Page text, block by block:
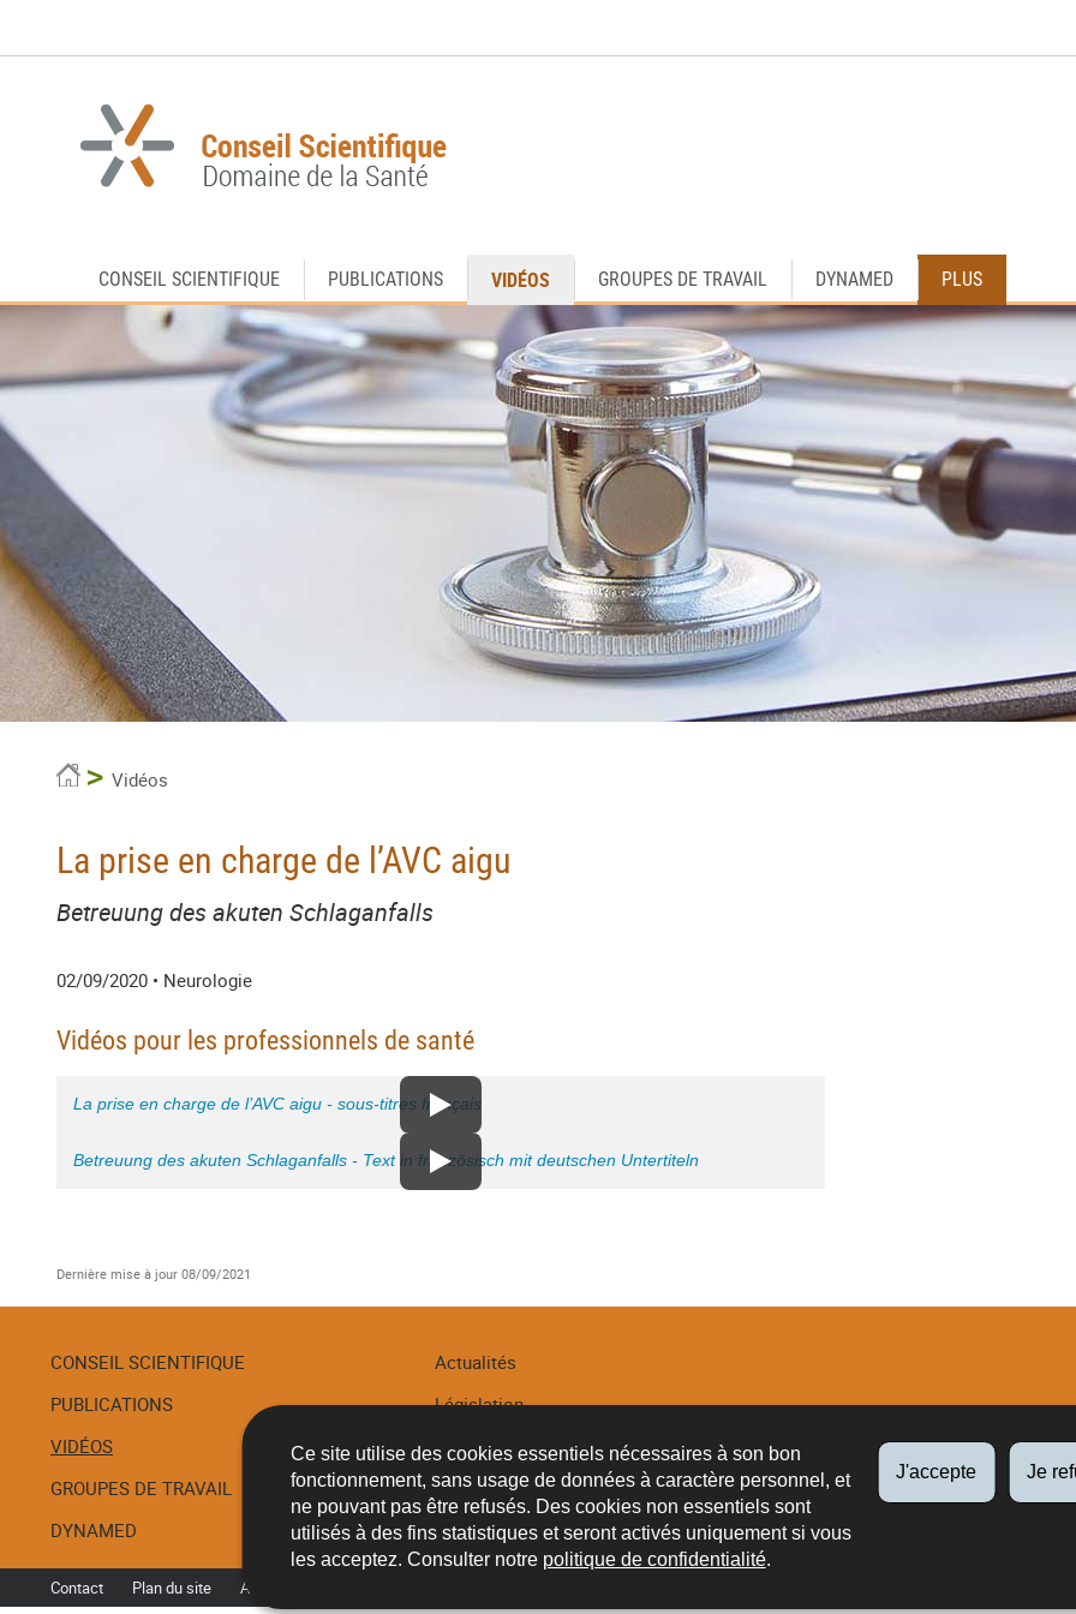
Ce site utilise des cookies essentiels nécessaires à son bon
fonctionnement, sans usage de données à caractère personnel, et
ne pouvant pas être refusés. Des cookies non essentiels sont
utilisés à des fins statistiques et seront activés uniquement si vous
les acceptez. Consulter notre politique de confidentialité.
J'accepte Je
la
contenu
CONSEIL SCIENTIFIQUE PUBLICATIONS VIDÉOS GROUPES DE TRAVAIL DYNAMED PLUS
AccueilVidéos
La prise en charge de l’AVC aigu
Betreuung des akuten Schlaganfalls
02/09/2020 • Neurologie
Vidéos pour les professionnels de santé
La prise en charge de l’AVC aigu - sous-titres français
Betreuung des akuten Schlaganfalls - Text in französisch mit deutschen Untertiteln
Dernière mise à jour 08/09/2021
Menu
de
navigation
CONSEIL SCIENTIFIQUE
PUBLICATIONS
VIDÉOS
GROUPES DE TRAVAIL
DYNAMED
Actualités
Législation
Recommandations
Procédures
Contact Plan du site A propos du site